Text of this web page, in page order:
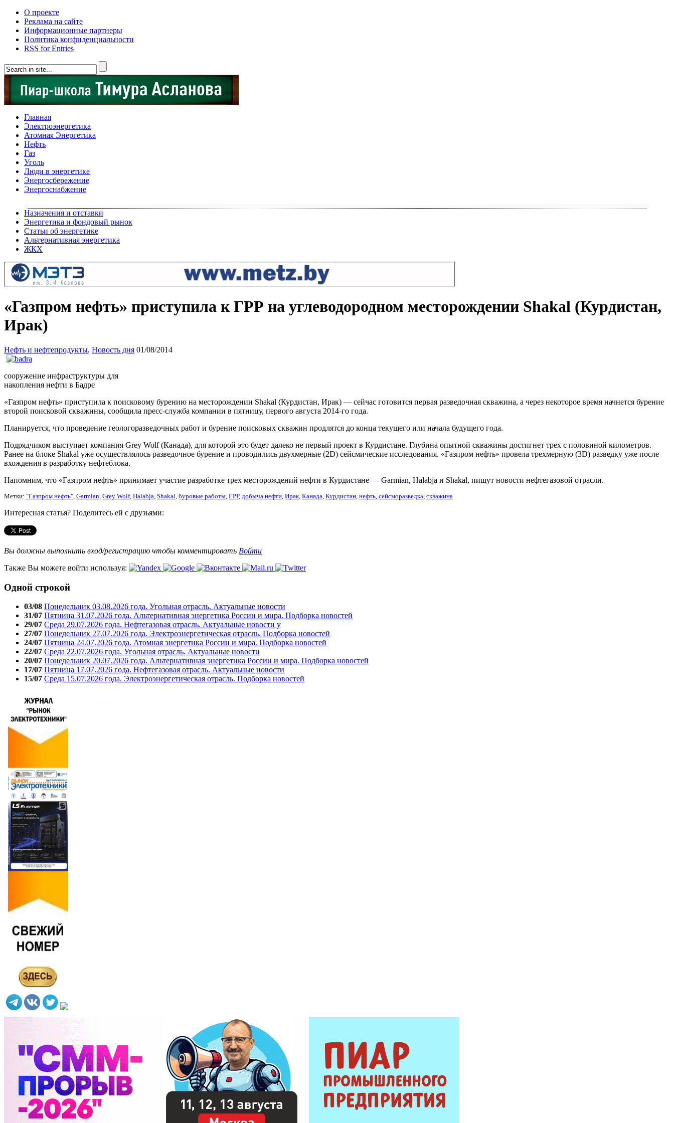
О проекте
Реклама на сайте
Информационные партнеры
Политика конфиденциальности
RSS for Entries
Главная
Электроэнергетика
Атомная Энергетика
Нефть
Газ
Уголь
Люди в энергетике
Энергосбережение
Энергоснабжение
Назначения и отставки
Энергетика и фондовый рынок
Статьи об энергетике
Альтернативная энергетика
ЖКХ
«Газпром нефть» приступила к ГРР на углеводородном месторождении Shakal (Курдистан,
Ирак)
Нефть и нефтепродукты, Новость дня 01/08/2014
сооружение инфраструктуры для
накопления нефти в Бадре
«Газпром нефть» приступила к поисковому бурению на месторождении Shakal (Курдистан, Ирак) — сейчас готовится первая разведочная скважина, а через некоторое время начнется бурение
второй поисковой скважины, сообщила пресс-служба компании в пятницу, первого августа 2014-го года.
Планируется, что проведение геологоразведочных работ и бурение поисковых скважин продлятся до конца текущего или начала будущего года.
Подрядчиком выступает компания Grey Wolf (Канада), для которой это будет далеко не первый проект в Курдистане. Глубина опытной скважины достигнет трех с половиной километров.
Ранее на блоке Shakal уже осуществлялось разведочное бурение и проводились двухмерные (2D) сейсмические исследования. «Газпром нефть» провела трехмерную (3D) разведку уже после
вхождения в разработку нефтеблока.
Напомним, что «Газпром нефть» принимает участие разработке трех месторождений нефти в Курдистане — Garmian, Halabja и Shakal, пишут новости нефтегазовой отрасли.
Метки: "Газпром нефть", Garmian, Grey Wolf, Halabja, Shakal, буровые работы, ГРР, добыча нефти, Ирак, Канада, Курдистан, нефть, сейсморазведка, скважина
Интересная статья? Поделитесь ей с друзьями:
Вы должны выполнить вход/регистрацию чтобы комментировать Войти
Также Вы можете войти используя:
Одной строкой
03/08 Понедельник 03.08.2026 года. Угольная отрасль. Актуальные новости
31/07 Пятница 31.07.2026 года. Альтернативная энергетика России и мира. Подборка новостей
29/07 Среда 29.07.2026 года. Нефтегазовая отрасль. Актуальные новости у
27/07 Понедельник 27.07.2026 года. Электроэнергетическая отрасль. Подборка новостей
24/07 Пятница 24.07.2026 года. Атомная энергетика России и мира. Подборка новостей
22/07 Среда 22.07.2026 года. Угольная отрасль. Актуальные новости
20/07 Понедельник 20.07.2026 года. Альтернативная энергетика России и мира. Подборка новостей
17/07 Пятница 17.07.2026 года. Нефтегазовая отрасль. Актуальные новости
15/07 Среда 15.07.2026 года. Электроэнергетическая отрасль. Подборка новостей